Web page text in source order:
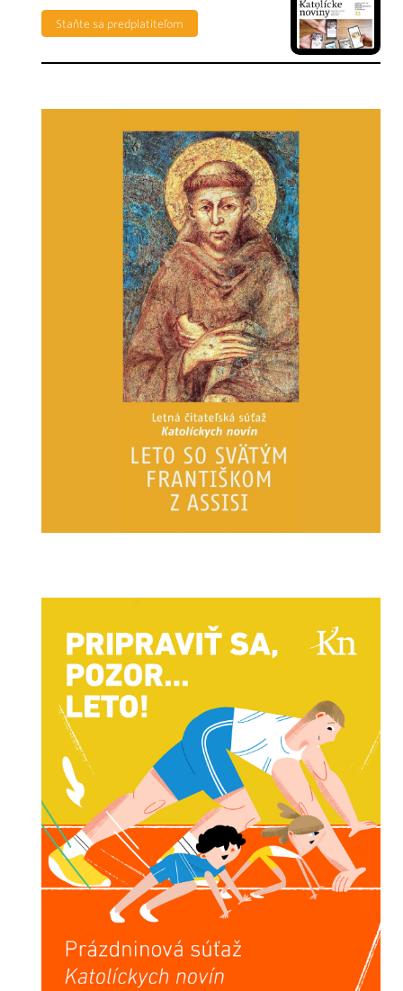
Staňte sa predplatiteľom